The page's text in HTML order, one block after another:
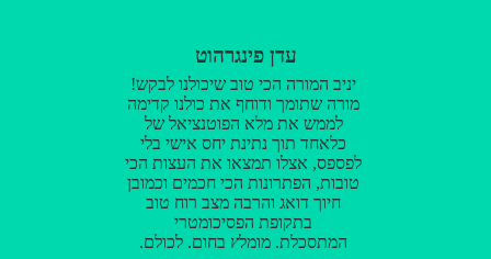
עדן פינגרהוט
יניב המורה הכי טוב שיכולנו לבקש!
מורה שתומך ודוחף את כולנו קדימה
לממש את מלא הפוטנציאל של
כלאחד תוך נתינת יחס אישי בלי
לפספס, אצלו תמצאו את העצות הכי
טובות, הפתרונות הכי חכמים וכמובן
חיוך דואג והרבה מצב רוח טוב
בתקופת הפסיכומטרי
המתסכלת. מומלץ בחום, לכולם,